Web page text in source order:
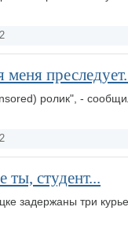
ролик", -
ты, студент...
задержаны три